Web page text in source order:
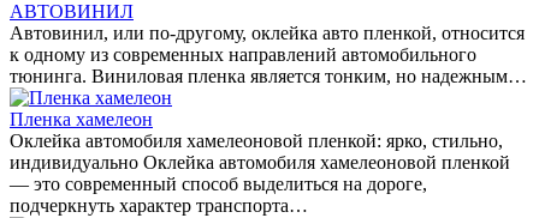
АВТОВИНИЛ
Автовинил, или по-другому, оклейка авто пленкой, относится
к одному из современных направлений автомобильного
тюнинга. Виниловая пленка является тонким, но надежным…
Пленка хамелеон
Оклейка автомобиля хамелеоновой пленкой: ярко, стильно,
индивидуально Оклейка автомобиля хамелеоновой пленкой
— это современный способ выделиться на дороге,
подчеркнуть характер транспорта…